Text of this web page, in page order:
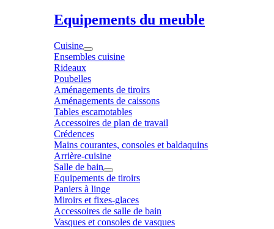
Equipements du meuble
Cuisine
Ensembles cuisine
Rideaux
Poubelles
Aménagements de tiroirs
Aménagements de caissons
Tables escamotables
Accessoires de plan de travail
Crédences
Mains courantes, consoles et baldaquins
Arrière-cuisine
Salle de bain
Equipements de tiroirs
Paniers à linge
Miroirs et fixes-glaces
Accessoires de salle de bain
Vasques et consoles de vasques